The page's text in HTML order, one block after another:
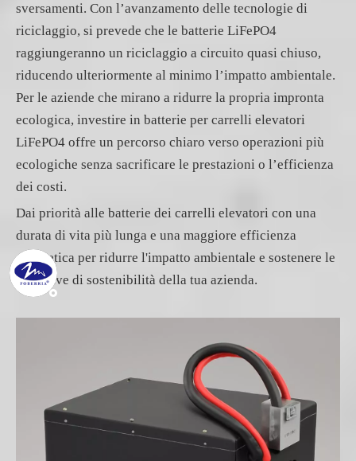
sversamenti. Con l’avanzamento delle tecnologie di
riciclaggio, si prevede che le batterie LiFePO4
raggiungeranno un riciclaggio a circuito quasi chiuso,
riducendo ulteriormente al minimo l’impatto ambientale.
Per le aziende che mirano a ridurre la propria impronta
ecologica, investire in batterie per carrelli elevatori
LiFePO4 offre un percorso chiaro verso operazioni più
ecologiche senza sacrificare le prestazioni o l’efficienza
dei costi.
Dai priorità alle batterie dei carrelli elevatori con una
durata di vita più lunga e una maggiore efficienza
energetica per ridurre l'impatto ambientale e sostenere le
iniziative di sostenibilità della tua azienda.